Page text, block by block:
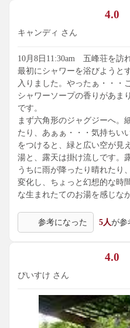
4.0
キャンディ さん
10月8日11:30am 五峰荘を訪
最初にシャワーを浴びようと
入りました。やったぁ・・・
シャワーソープの香りがあま
です。
まず六角形のジャグジーへ。
たり、あぁぁ・・・気持ちい
をつけると、緑と広い空が見
湯と、露天は掛け流しです。
うちに雨が降ったり晴れたり
変化し、ちょっと幻想的な時
な生まれたてのお湯を感じな
参考になった 5人が参
4.0
ぴいすけ さん